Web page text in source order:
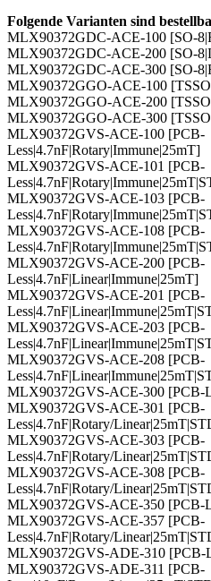
Folgende Varianten sind
MLX90372GDC-ACE-100 [SO-
MLX90372GDC-ACE-200 [SO-
MLX90372GDC-ACE-300 [SO-
MLX90372GGO-ACE-100
MLX90372GGO-ACE-200
MLX90372GGO-ACE-300
MLX90372GVS-ACE-100 [PCB-
Less|4.7nF|Rotary|Immune|25mT]
MLX90372GVS-ACE-101 [PCB-
MLX90372GVS-ACE-103 [PCB-
MLX90372GVS-ACE-108 [PCB-
MLX90372GVS-ACE-200 [PCB-
Less|4.7nF|Linear|Immune|25mT]
MLX90372GVS-ACE-201 [PCB-
MLX90372GVS-ACE-203 [PCB-
MLX90372GVS-ACE-208 [PCB-
MLX90372GVS-ACE-300 [PCB-
MLX90372GVS-ACE-301 [PCB-
Less|4.7nF|Rotary/
MLX90372GVS-ACE-303 [PCB-
Less|4.7nF|Rotary/
MLX90372GVS-ACE-308 [PCB-
Less|4.7nF|Rotary/
MLX90372GVS-ACE-350 [PCB-
MLX90372GVS-ACE-357 [PCB-
Less|4.7nF|Rotary/
MLX90372GVS-ADE-310 [PCB-
MLX90372GVS-ADE-311 [PCB-